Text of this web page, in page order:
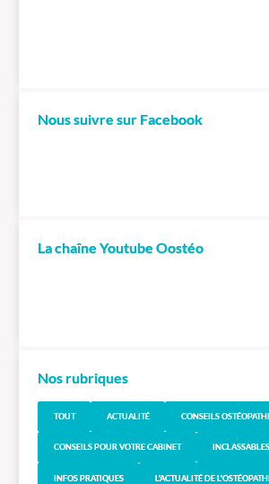
Nous suivre sur Facebook
La chaîne Youtube Oostéo
Nos rubriques
TOUT ACTUALITÉ CONSEILS
CONSEILS POUR VOTRE CABINET
INFOS PRATIQUES L'ACTUALITÉ DE